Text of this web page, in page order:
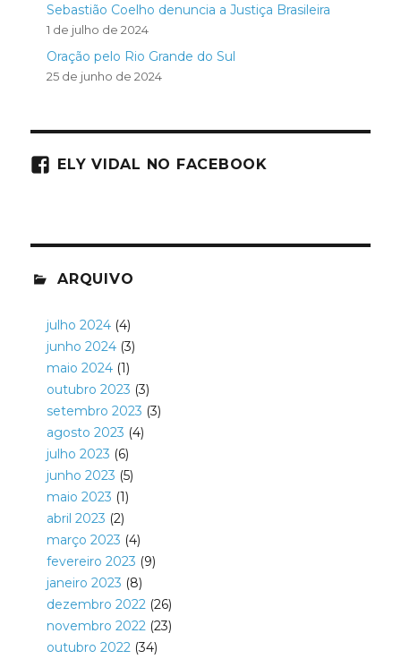
Sebastião Coelho denuncia a Justiça Brasileira
1 de julho de 2024
Oração pelo Rio Grande do Sul
25 de junho de 2024
ELY VIDAL NO FACEBOOK
ARQUIVO
julho 2024(4)
junho 2024(3)
maio 2024(1)
outubro 2023 (3)
setembro 2023 (3)
agosto 2023 (4)
julho 2023 (6)
junho 2023 (5)
maio 2023 (1)
abril 2023 (2)
março 2023 (4)
fevereiro 2023 (9)
janeiro 2023 (8)
dezembro 2022(26)
novembro 2022(23)
outubro 2022(34)